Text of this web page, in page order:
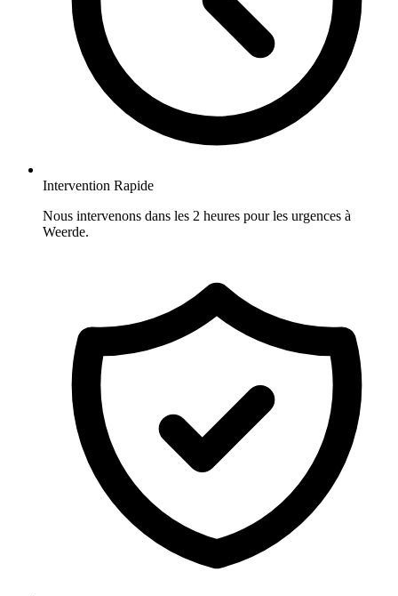
Intervention Rapide
Nous intervenons dans les 2 heures pour les urgences à
Weerde.